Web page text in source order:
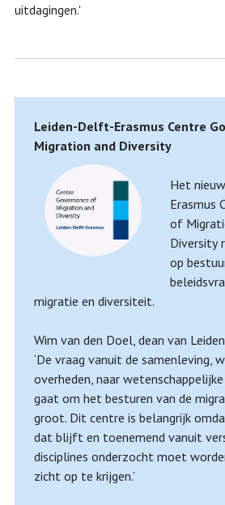
uitdagingen.'
Leiden-Delft-Erasmus Centre
Migration and Diversity
Het
Erasmus
of
Diversity
op
migratie en diversiteit.
Wim van den Doel, dean van
‘De vraag vanuit de samenleving,
overheden, naar
gaat om het besturen van de
groot. Dit centre is belangrijk
dat blijft en toenemend vanuit
disciplines onderzocht moet
zicht op te krijgen.’